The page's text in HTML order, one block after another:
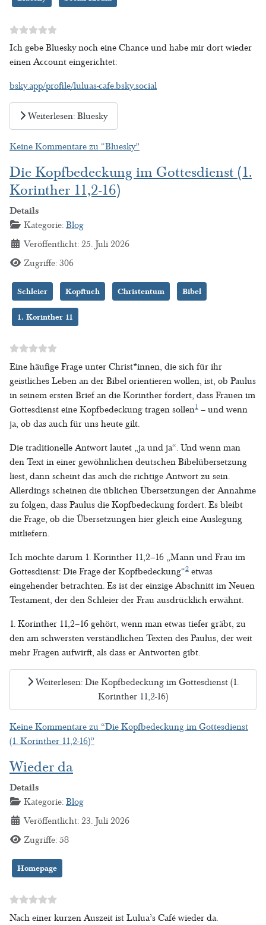
Ich gebe Bluesky noch eine Chance und habe mir dort wieder
einen Account eingerichtet:
bsky.app/profile/luluas-cafe.bsky.social
Weiterlesen: Bluesky
Keine Kommentare zu “Bluesky”
Die Kopfbedeckung im Gottesdienst (1.
Korinther 11,2-16)
Details
Kategorie: Blog
Veröffentlicht: 25. Juli 2026
Zugriffe: 306
Schleier Kopftuch Christentum Bibel
1. Korinther 11
Eine häufige Frage unter Christ*innen, die sich für ihr
geistliches Leben an der Bibel orientieren wollen, ist, ob Paulus
in seinem ersten Brief an die Korinther fordert, dass Frauen im
Gottesdienst eine Kopfbedeckung tragen sollen1 – und wenn
ja, ob das auch für uns heute gilt.
Die traditionelle Antwort lautet „ja und ja“. Und wenn man
den Text in einer gewöhnlichen deutschen Bibelübersetzung
liest, dann scheint das auch die richtige Antwort zu sein.
Allerdings scheinen die üblichen Übersetzungen der Annahme
zu folgen, dass Paulus die Kopfbedeckung fordert. Es bleibt
die Frage, ob die Übersetzungen hier gleich eine Auslegung
mitliefern.
Ich möchte darum 1. Korinther 11,2–16 „Mann und Frau im
Gottesdienst: Die Frage der Kopfbedeckung“2 etwas
eingehender betrachten. Es ist der einzige Abschnitt im Neuen
Testament, der den Schleier der Frau ausdrücklich erwähnt.
1. Korinther 11,2–16 gehört, wenn man etwas tiefer gräbt, zu
den am schwersten verständlichen Texten des Paulus, der weit
mehr Fragen aufwirft, als dass er Antworten gibt.
Weiterlesen: Die Kopfbedeckung im Gottesdienst (1.
Korinther 11,2-16)
Keine Kommentare zu “Die Kopfbedeckung im Gottesdienst
(1. Korinther 11,2-16)”
Wieder da
Details
Kategorie: Blog
Veröffentlicht: 23. Juli 2026
Zugriffe: 58
Homepage
Nach einer kurzen Auszeit ist Lulua’s Café wieder da.